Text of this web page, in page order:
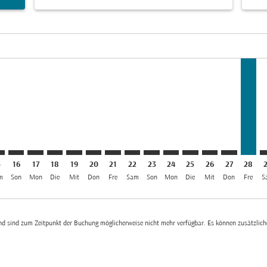
16
Son
17
Mon
18
Die
AUH–BOM: cmp-view-offers-disclaimer.
19
Mit
AUH–BOM: cmp-view-offers-disclaimer.
20
Don
AUH–BOM: cmp-view-offers-
21
Fre
AUH–BOM: cmp-view-offers-
22
Sam
AUH–BOM: cmp-view-
23
Son
AUH–BOM: cmp-
24
Mon
AUH–BOM: cmp-
25
Die
AUH–BOM:
26
Mit
27
Don
28
Fre
sind zum Zeitpunkt der Buchung möglicherweise nicht mehr verfügbar. Es können